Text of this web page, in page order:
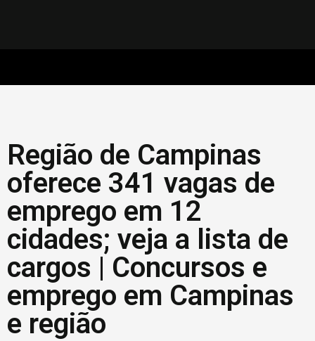
Região de Campinas
oferece 341 vagas de
emprego em 12
cidades; veja a lista de
cargos | Concursos e
emprego em Campinas
e região